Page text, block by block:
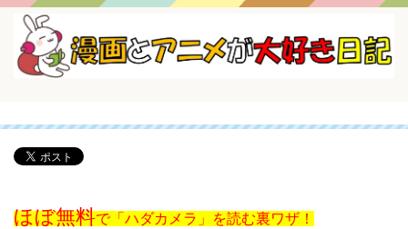
ほぼ無料で「ハダカメラ」を読む裏ワザ！